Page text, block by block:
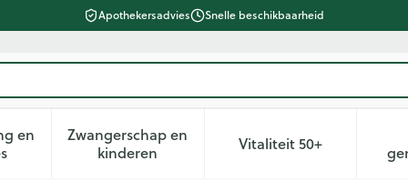
Apothekersadvies Snelle beschikbaarheid
verzorging en hygiëne categorie
en
submenu voor Dieet, voeding en vitamines categorie
Zwangerschap en
kinderenToon submenu voor Zwangerschap en
Vitaliteit 50+Toon submenu